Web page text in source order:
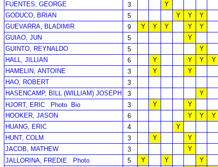
FUENTES, GEORGE
3
Y
GODUCO, BRIAN
5 Y Y
Y
GUEVARRA, BLADIMIR
9 Y Y Y Y
Y
GUIAO, JUN
5
Y
GUINTO, REYNALDO
5
Y
HALL, JILLIAN
6 Y Y Y
Y
HAMELIN, ANTOINE
3 Y
Y
HAO, ROBERT
3
HASENCAMP, BILL (WILLIAM) JOSEPH
3
Y
HJORT, ERIC
Photo Bio 3 Y
Y
HOOKER, JASON
6 Y Y
Y
HUANG, ERIC
4
Y
HUNT, COLM
3 Y
Y
JACOB, MATHEW
3
Y
JALLORINA, FREDIE
Photo 5 Y Y
Y